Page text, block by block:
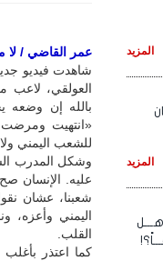
عمر القاضي / لا
شاهدت فيديو
العولقي، لاعب
بالله إن وضعه
«انتهيت
للشعب اليمني
وشكل المدرب
عليه. الإنسان
شعبنا، عشان
اليمني وأعزه،
القلب.
كما اعتذر
المزيد
المزيد